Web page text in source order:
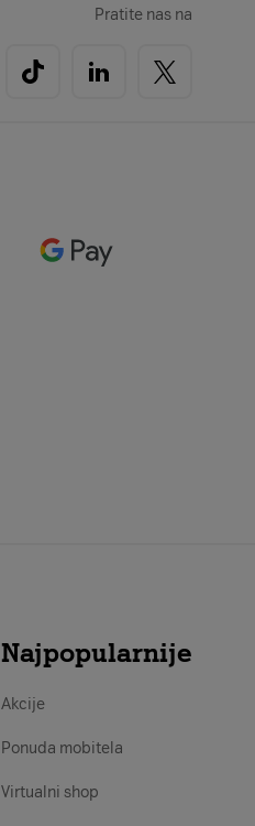
Pratite nas na
Najpopularnije
Akcije
Ponuda mobitela
Virtualni shop